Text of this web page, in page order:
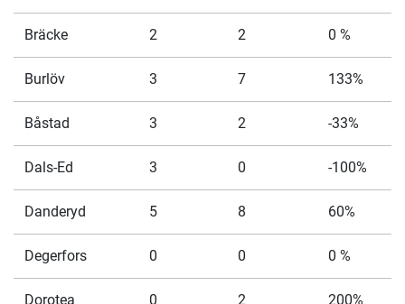
Bräcke 2 2 0 %
Burlöv 3 7 133%
Båstad 3 2 -33%
Dals-Ed 3 0 -100%
Danderyd 5 8 60%
Degerfors 0 0 0 %
Dorotea 0 2 200%